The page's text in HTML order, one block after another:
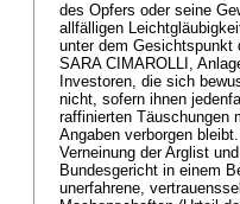
des Opfers oder seine
allfälligen
unter dem Gesichtspunkt
SARA CIMAROLLI,
Investoren, die sich
nicht, sofern ihnen
raffinierten Täuschungen
Angaben verborgen
Verneinung der Arglist
Bundesgericht in einem
unerfahrene,